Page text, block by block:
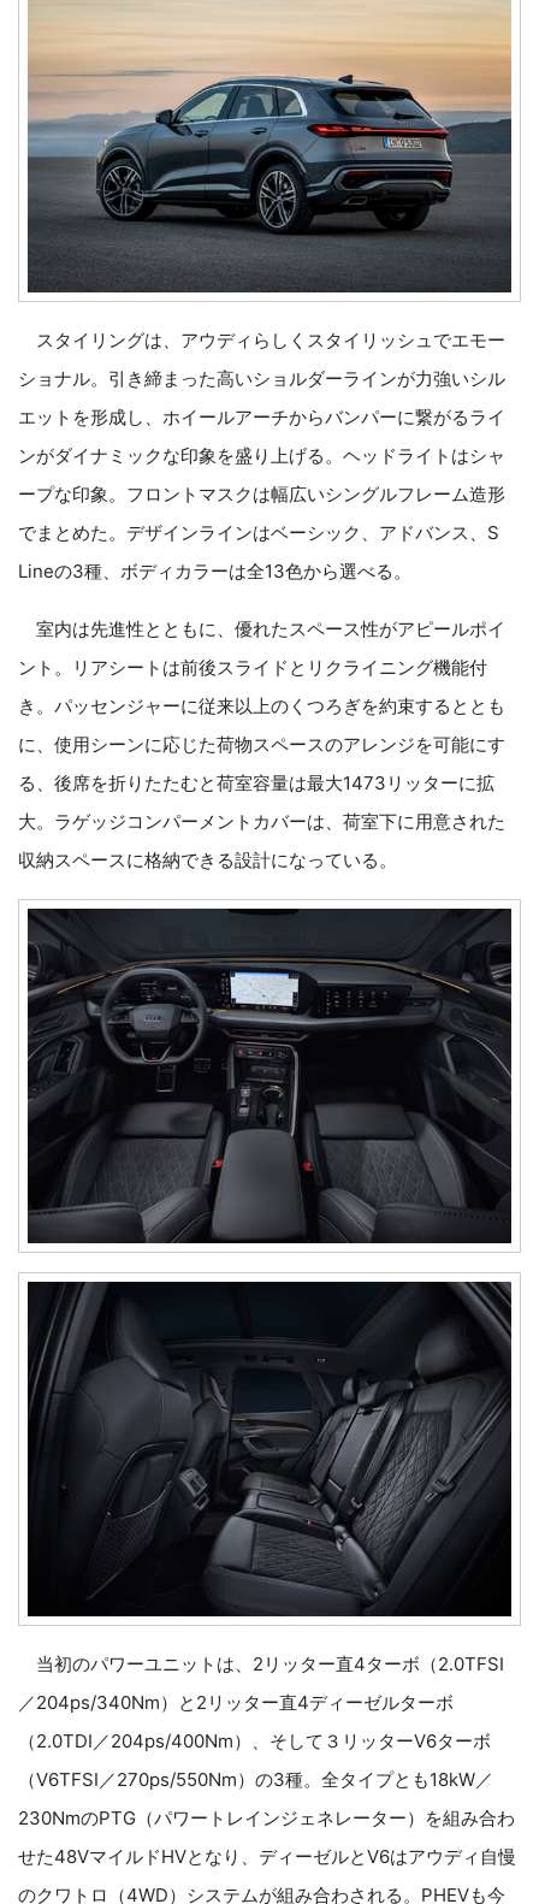
スタイリングは、アウディらしくスタイリッシュでエモー
ショナル。引き締まった高いショルダーラインが力強いシル
エットを形成し、ホイールアーチからバンパーに繋がるライ
ンがダイナミックな印象を盛り上げる。ヘッドライトはシャ
ープな印象。フロントマスクは幅広いシングルフレーム造形
でまとめた。デザインラインはベーシック、アドバンス、S
Lineの3種、ボディカラーは全13色から選べる。
室内は先進性とともに、優れたスペース性がアピールポイ
ント。リアシートは前後スライドとリクライニング機能付
き。パッセンジャーに従来以上のくつろぎを約束するととも
に、使用シーンに応じた荷物スペースのアレンジを可能にす
る、後席を折りたたむと荷室容量は最大1473リッターに拡
大。ラゲッジコンパーメントカバーは、荷室下に用意された
収納スペースに格納できる設計になっている。
当初のパワーユニットは、2リッター直4ターボ（2.0TFSI
／204ps/340Nm）と2リッター直4ディーゼルターボ
（2.0TDI／204ps/400Nm）、そして３リッターV6ターボ
（V6TFSI／270ps/550Nm）の3種。全タイプとも18kW／
230NmのPTG（パワートレインジェネレーター）を組み合わ
せた48VマイルドHVとなり、ディーゼルとV6はアウディ自慢
のクワトロ（4WD）システムが組み合わされる。PHEVも今